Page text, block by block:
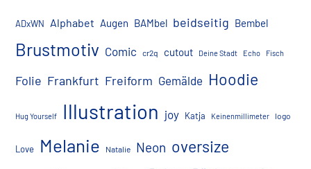
ADxWN Alphabet Augen BAMbel beidseitig Bembel
Brustmotiv Comic cr2q cutout Deine Stadt Echo Fisch
Folie Frankfurt Freiform Gemälde Hoodie
Hug Yourself Illustration joy Katja Keinenmillimeter logo
Love Melanie Natalie Neon oversize